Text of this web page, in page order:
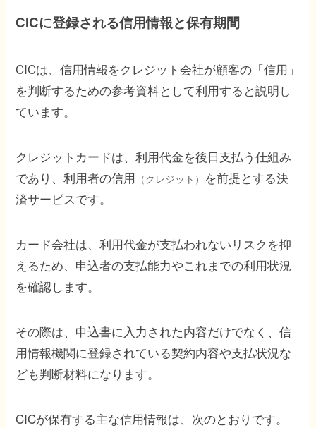
CICに登録される信用情報と保有期間
CICは、信用情報をクレジット会社が顧客の「信用」
を判断するための参考資料として利用すると説明し
ています。
クレジットカードは、利用代金を後日支払う仕組み
であり、利用者の信用 （クレジット） を前提とする決
済サービスです。
カード会社は、利用代金が支払われないリスクを抑
えるため、申込者の支払能力やこれまでの利用状況
を確認します。
その際は、申込書に入力された内容だけでなく、信
用情報機関に登録されている契約内容や支払状況な
ども判断材料になります。
CICが保有する主な信用情報は、次のとおりです。